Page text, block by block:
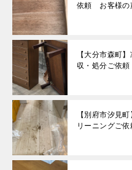
依頼 お客様の
【大分市森町
収・処分ご依頼
【別府市汐見
リーニングご依